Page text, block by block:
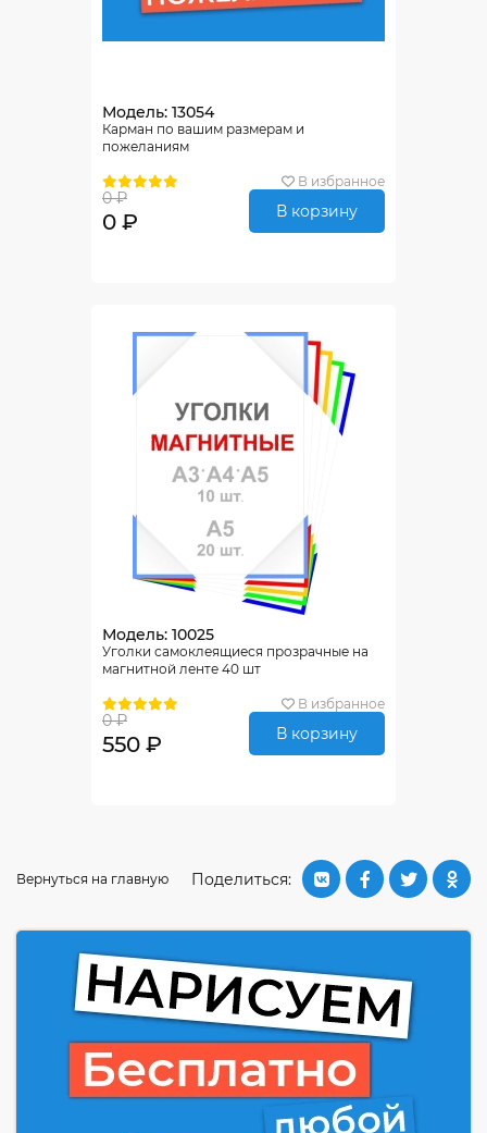
Модель: 13054
Карман по вашим размерам и
пожеланиям
В избранное
0 ₽
0 ₽ В корзину
Модель: 10025
Уголки самоклеящиеся прозрачные на
магнитной ленте 40 шт
В избранное
0 ₽
550 ₽ В корзину
Поделиться:
Вернуться на главную